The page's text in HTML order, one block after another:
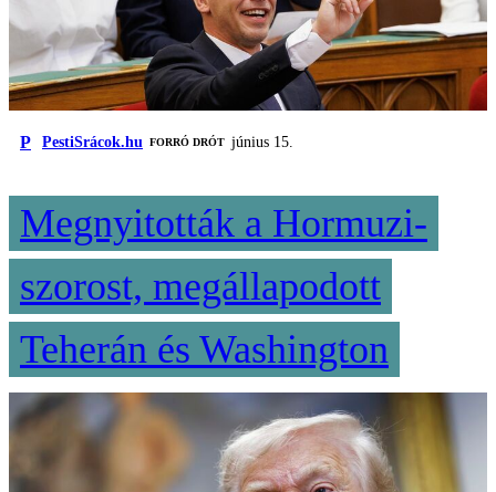
P PestiSrácok.hu FORRÓ DRÓT június 15.
Megnyitották a Hormuzi-
szorost, megállapodott
Teherán és Washington